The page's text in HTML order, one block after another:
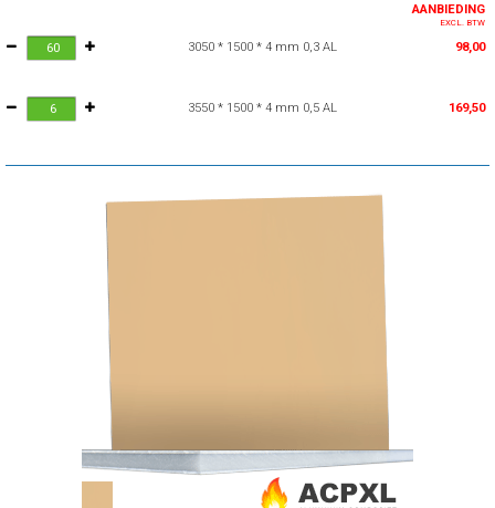
AANBIEDING
EXCL. BTW
3050 * 1500 * 4 mm 0,3 AL 98,00
3550 * 1500 * 4 mm 0,5 AL 169,50